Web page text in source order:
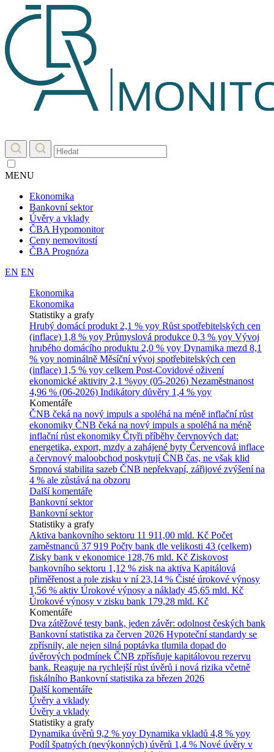
MENU
Ekonomika
Bankovní sektor
Úvěry a vklady
ČBA Hypomonitor
Ceny nemovitostí
ČBA Prognóza
EN EN
Ekonomika
Ekonomika
Statistiky a grafy
Hrubý domácí produkt 2,1 % yoy Růst spotřebitelských cen
(inflace) 1,8 % yoy Průmyslová produkce 0,3 % yoy Vývoj
hrubého domácího produktu 2,0 % yoy Dynamika mezd 8,1
% yoy nominálně Měsíční vývoj spotřebitelských cen
(inflace) 1,5 % yoy celkem Post-Covidové oživení
ekonomické aktivity 2,1 %yoy (05-2026) Nezaměstnanost
4,96 % (06-2026) Indikátory důvěry 1,4 % yoy
Komentáře
ČNB čeká na nový impuls a spoléhá na méně inflační růst
ekonomiky ČNB čeká na nový impuls a spoléhá na méně
inflační růst ekonomiky Čtyři příběhy červnových dat:
energetika, export, mzdy a zahájené byty Červencová inflace
a červnový maloobchod poskytují ČNB čas, ne však klid
Srpnová stabilita sazeb ČNB nepřekvapí, zářijové zvýšení na
4 % ale zůstává na obzoru
Další komentáře
Bankovní sektor
Bankovní sektor
Statistiky a grafy
Aktiva bankovního sektoru 11 911,00 mld. Kč Počet
zaměstnanců 37 919 Počty bank dle velikosti 43 (celkem)
Zisky bank v ekonomice 128,76 mld. Kč Ziskovost
bankovního sektoru 1,12 % zisk na aktiva Kapitálová
přiměřenost a role zisku v ní 23,14 % Čisté úrokové výnosy
1,56 % aktiv Úrokové výnosy a náklady 45,65 mld. Kč
Úrokové výnosy v zisku bank 179,28 mld. Kč
Komentáře
Dva zátěžové testy bank, jeden závěr: odolnost českých bank
Bankovní statistika za červen 2026 Hypoteční standardy se
zpřísnily, ale nejen silná poptávka tlumila dopad do
úvěrových podmínek ČNB zpřísňuje kapitálovou rezervu
bank. Reaguje na rychlejší růst úvěrů i nová rizika včetně
fiskálního Bankovní statistika za březen 2026
Další komentáře
Úvěry a vklady
Úvěry a vklady
Statistiky a grafy
Dynamika úvěrů 9,2 % yoy Dynamika vkladů 4,8 % yoy
Podíl špatných (nevýkonných) úvěrů 1,4 % Nové úvěry v